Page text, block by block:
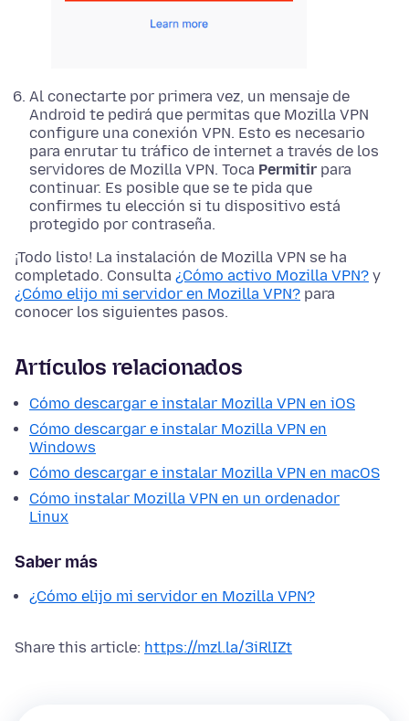
Al conectarte por primera vez, un mensaje de
Android te pedirá que permitas que Mozilla VPN
configure una conexión VPN. Esto es necesario
para enrutar tu tráfico de internet a través de los
servidores de Mozilla VPN. Toca Permitir para
continuar. Es posible que se te pida que
confirmes tu elección si tu dispositivo está
protegido por contraseña.
¡Todo listo! La instalación de Mozilla VPN se ha
completado. Consulta ¿Cómo activo Mozilla VPN? y
¿Cómo elijo mi servidor en Mozilla VPN? para
conocer los siguientes pasos.
Artículos relacionados
Cómo descargar e instalar Mozilla VPN en iOS
Cómo descargar e instalar Mozilla VPN en
Windows
Cómo descargar e instalar Mozilla VPN en macOS
Cómo instalar Mozilla VPN en un ordenador
Linux
Saber más
¿Cómo elijo mi servidor en Mozilla VPN?
Share this article: https://mzl.la/3iRlIZt